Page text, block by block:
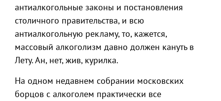
антиалкогольные законы и постановления
столичного правительства, и всю
антиалкогольную рекламу, то, кажется,
массовый алкоголизм давно должен кануть в
Лету. Ан, нет, жив, курилка.
На одном недавнем собрании московских
борцов с алкоголем практически все